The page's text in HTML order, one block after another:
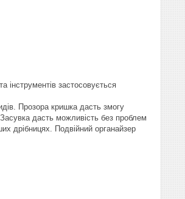
інструментів застосовується
Прозора кришка дасть змогу
дасть можливість без проблем
дрібницях. Подвійний органайзер